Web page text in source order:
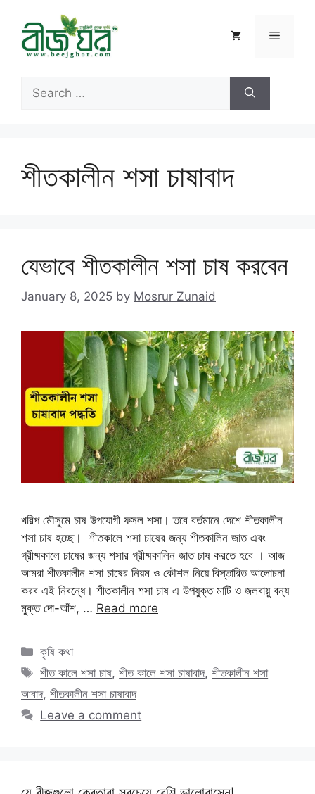
content
Menu
for:
শীতকালীন শসা চাষাবাদ
যেভাবে শীতকালীন শসা চাষ করবেন
January 8, 2025 by Mosrur Zunaid
খরিপ মৌসুমে চাষ উপযোগী ফসল শসা। তবে বর্তমানে দেশে শীতকালীন
শসা চাষ হচ্ছে। শীতকালে শসা চাষের জন্য শীতকালিন জাত এবং
গ্রীষ্মকালে চাষের জন্য শসার গ্রীষ্মকালিন জাত চাষ করতে হবে । আজ
আমরা শীতকালীন শসা চাষের নিয়ম ও কৌশল নিয়ে বিস্তারিত আলোচনা
করব এই নিবন্ধে। শীতকালীন শসা চাষ এ উপযুক্ত মাটি ও জলবায়ু বন্য
মুক্ত দো-আঁশ, … Read more
Categories
কৃষি কথা
Tags
শীত কালে শসা চাষ,শীত কালে শসা চাষাবাদ,শীতকালীন শসা
আবাদ, শীতকালীন শসা চাষাবাদ
Leave a comment